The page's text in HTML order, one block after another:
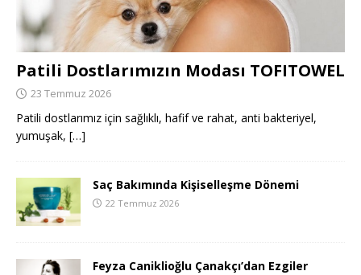
Patili Dostlarımızın Modası TOFITOWEL
23 Temmuz 2026
Patili dostlarımız için sağlıklı, hafif ve rahat, anti bakteriyel,
yumuşak, […]
Saç Bakımında Kişiselleşme Dönemi
22 Temmuz 2026
Feyza Caniklioğlu Çanakçı’dan Ezgiler